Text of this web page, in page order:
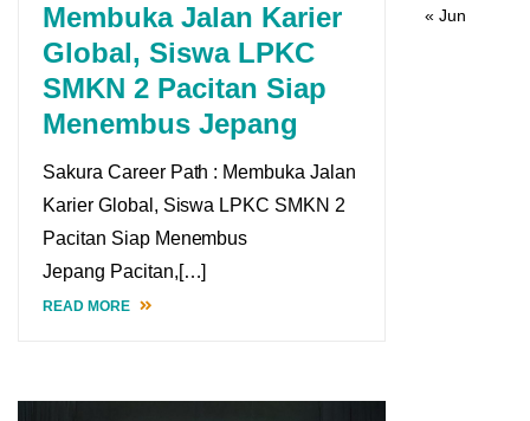
Membuka Jalan Karier
Global, Siswa LPKC
SMKN 2 Pacitan Siap
Menembus Jepang
Sakura Career Path : Membuka Jalan
Karier Global, Siswa LPKC SMKN 2
Pacitan Siap Menembus
Jepang Pacitan,[…]
READ MORE
« Jun